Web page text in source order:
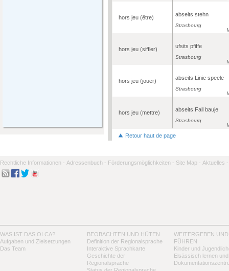
hors jeu (être) abseits stehn
Strasbourg
hors jeu (siffler) ufsits pfiffe
Strasbourg
hors jeu (jouer) abseits Linie speele
Strasbourg
hors jeu (mettre) abseits Fall bauje
Strasbourg
Retour haut de page
Rechtliche Informationen - Adressenbuch - Förderungsmöglichkeiten - Site Map - Aktuelles -
WAS IST DAS OLCA?
Aufgaben und Zielsetzungen
Das Team
BEOBACHTEN UND HÜTEN
Definition der Regionalsprache
Interaktive Sprachkarte
Geschichte der
Regionalsprache
WEITERGEBEN UND
FÜHREN
Kinder und
Elsässisch lernen